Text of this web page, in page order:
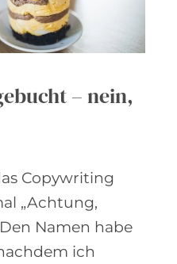
– nein,
Copywriting
„Achtung,
Namen habe
ich